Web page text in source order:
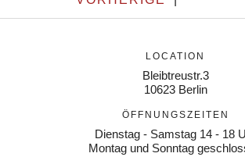
LOCATION
Bleibtreustr.3
10623 Berlin
ÖFFNUNGSZEITEN
Dienstag - Samstag 14 - 18
Montag und Sonntag